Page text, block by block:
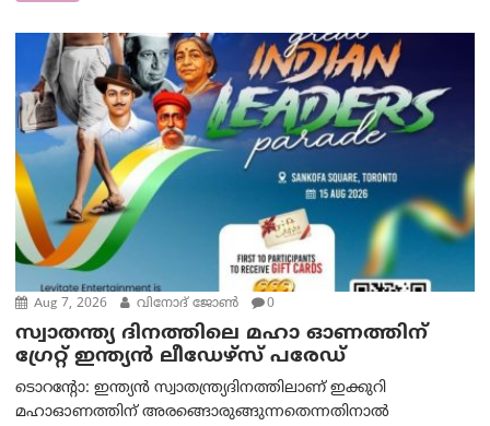
Aug 7, 2026 വിനോദ് ജോൺ 0
സ്വാതന്ത്യ ദിനത്തിലെ മഹാ ഓണത്തിന്
ഗ്രേറ്റ് ഇന്ത്യൻ ലീഡേഴ്സ് പരേഡ്
ടൊറന്റോ: ഇന്ത്യൻ സ്വാതന്ത്ര്യദിനത്തിലാണ് ഇക്കുറി
മഹാഓണത്തിന് അരങ്ങൊരുങ്ങുന്നതെന്നതിനാൽ